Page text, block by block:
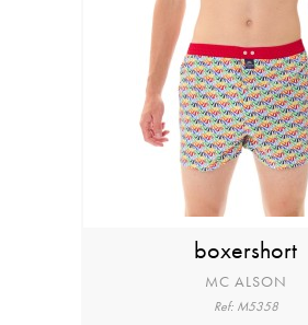
boxershort
MC ALSON
Ref: M5358